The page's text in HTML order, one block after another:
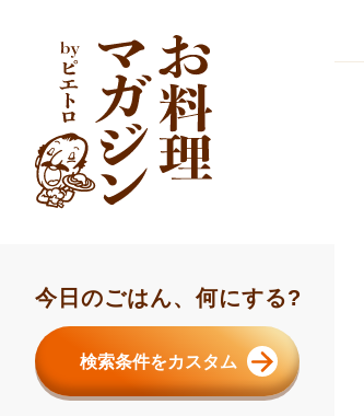
今日のごはん、何にする?
検索条件をカスタム